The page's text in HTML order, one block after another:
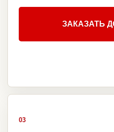
ЗАКАЗАТЬ
03